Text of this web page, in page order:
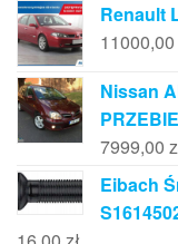
Renault
11000,00
Nissan
7999,00
Eibach